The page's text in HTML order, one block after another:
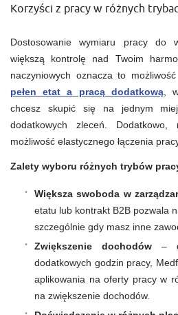
Korzyści z pracy w różnych
Dostosowanie wymiaru pracy do
większą kontrolę nad Twoim
naczyniowych oznacza to
pełen etat a pracą dodatkową,
chcesz skupić się na jednym
dodatkowych zleceń.
możliwość elastycznego łączenia
Zalety wyboru różnych trybów
Większa swoboda w
etatu lub kontrakt B2B pozwala
szczególnie gdy masz inne
Zwiększenie dochodów –
dodatkowych godzin pracy,
aplikowania na oferty pracy w
na zwiększenie dochodów.